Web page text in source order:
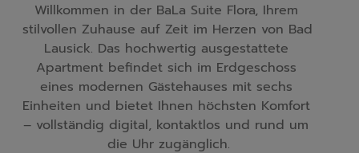
Willkommen in der BaLa Suite Flora, Ihrem
stilvollen Zuhause auf Zeit im Herzen von Bad
Lausick. Das hochwertig ausgestattete
Apartment befindet sich im Erdgeschoss
eines modernen Gästehauses mit sechs
Einheiten und bietet Ihnen höchsten Komfort
– vollständig digital, kontaktlos und rund um
die Uhr zugänglich.